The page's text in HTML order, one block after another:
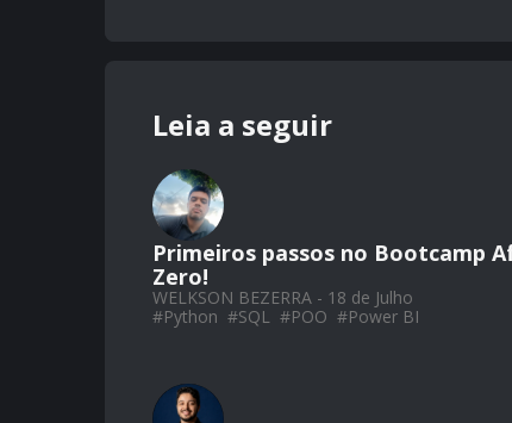
Leia a seguir
Primeiros passos no Bootcamp
Zero!
WELKSON BEZERRA - 18 de Julho
#Python #SQL #POO #Power BI